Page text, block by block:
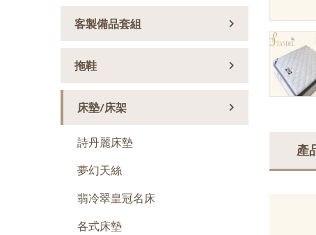
客製備品套組
拖鞋
床墊/床架
詩丹麗床墊
夢幻天絲
翡冷翠皇冠名床
各式床墊
產